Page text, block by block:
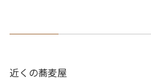
近くの蕎麦屋